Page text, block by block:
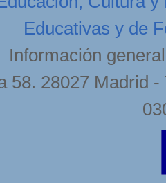
Educativas y de
Información
58. 28027 Madrid